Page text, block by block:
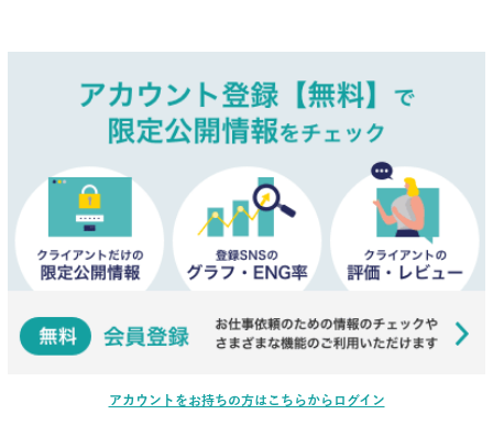
アカウントをお持ちの方はこちらからログイン